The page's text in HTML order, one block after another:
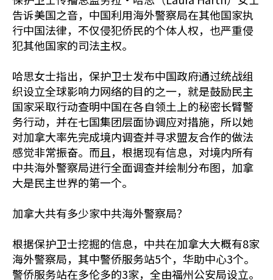
告诉美国之音，中国利用海外警察局在其他国家执
行中国法律，不仅侵犯侨民的个体人权，也严重侵
犯其他国家的司法主权。
哈思女士指出，保护卫士发布中国政府通过统战组
织设立全球影响力网络的目的之一，就是鼓励民主
国家采取行动查明中国在各自领土上的秘密长臂警
务行动，并在七国集团层面协调应对措施，所以她
对加拿大率先完成境内调查并寻求盟友合作的做法
感觉非常振奋。而且，根据现有信息，对境内所有
中共海外警察局进行全面调查并绘制分布图，加拿
大是民主世界的第一个。
加拿大共有多少家中共海外警察局？
根据保护卫士挖掘的信息，中共在加拿大大概有8家
海外警察局，其中警侨服务站5个，华助中心3个。
警侨服务站在多伦多的3家，全由福州公安局设立。